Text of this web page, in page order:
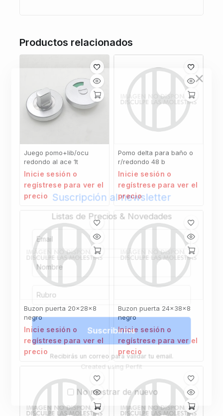
Productos relacionados
Juego pomo+lib/ocu
redondo al ace 1t
Inicie sesión o
regístrese para ver el
precio
Pomo delta para baño o
r/redondo 48 b
Inicie sesión o
regístrese para ver el
precio
Buzon puerta 20x28x8
negro
Inicie sesión o
regístrese para ver el
precio
Buzon puerta 24x38x8
negro
Inicie sesión o
regístrese para ver el
precio
Suscripción al newsletter
Listas de Precios & Novedades
Suscribirme
Recibirás un correo para validar tu email.
Created using Perfit
No mostrar de nuevo